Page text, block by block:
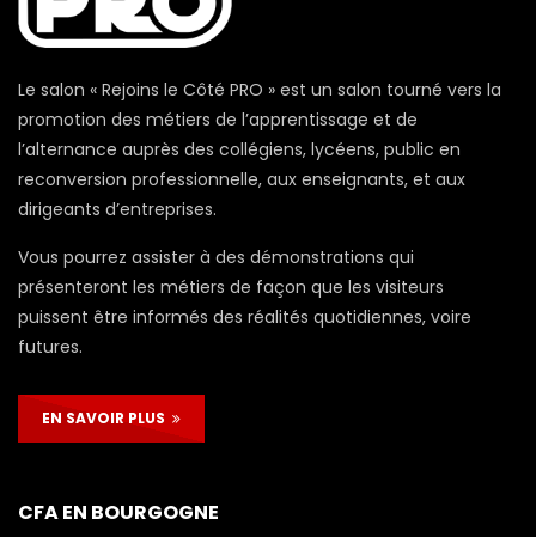
Le salon « Rejoins le Côté PRO » est un salon tourné vers la
promotion des métiers de l’apprentissage et de
l’alternance auprès des collégiens, lycéens, public en
reconversion professionnelle, aux enseignants, et aux
dirigeants d’entreprises.
Vous pourrez assister à des démonstrations qui
présenteront les métiers de façon que les visiteurs
puissent être informés des réalités quotidiennes, voire
futures.
EN SAVOIR PLUS
CFA EN BOURGOGNE